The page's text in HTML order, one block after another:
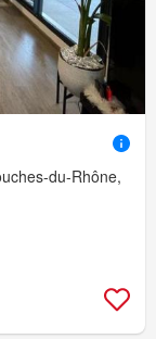
du-Rhône,